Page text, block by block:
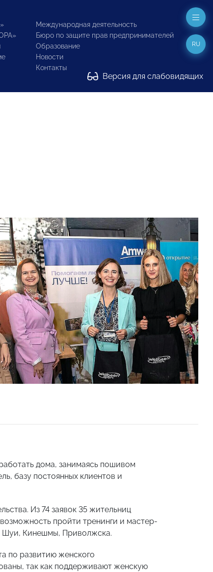
Международная деятельность
Бюро по защите прав предпринимателей
Образование
Новости
Контакты
Версия для слабовидящих
RU
дома, занимаясь пошивом
базу постоянных клиентов и
Из 74 заявок 35 жительниц
пройти тренинги и мастер-
Шуи, Кинешмы, Приволжска.
по развитию женского
так как поддерживают женскую